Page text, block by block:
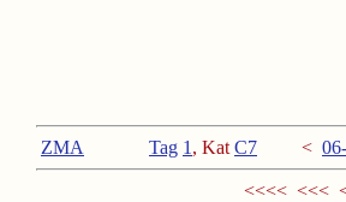
ZMA Tag 1 , Kat C7 < 06-
<<<< <<<